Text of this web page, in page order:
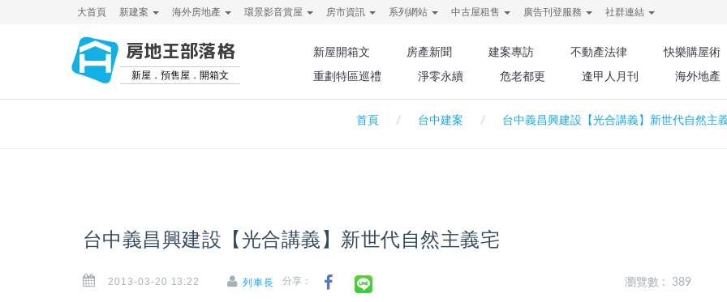
大首頁 新建案 海外房地產 環景影音賞屋 房市資訊 系列網站 中古屋租售 廣告刊登服務 社群連結
房地王部落格
新屋．預售屋．開箱文
新屋開箱文 房產新聞 建案專訪 不動產法律
快樂購屋術
重劃特區巡禮
淨零永續 危老都更 逢甲人月刊 海外地產
首頁 台中建案 台中義昌興建設【光合講義】新世代自然主
台中義昌興建設【光合講義】新世代自然主義宅
2013-03-20 13:22 列車長 分享： 瀏覽數 : 389